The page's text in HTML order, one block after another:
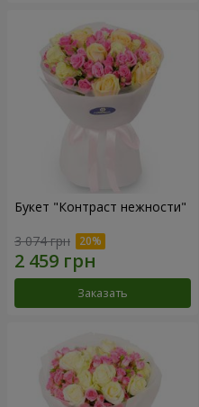
Букет "Контраст нежности"
3 074 грн
Заказать